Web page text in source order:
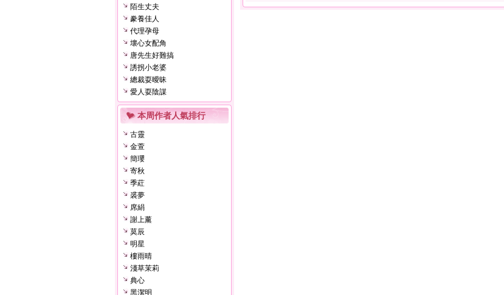
陌生丈夫
豢養佳人
代理孕母
壞心女配角
唐先生好難搞
誘拐小老婆
總裁耍曖昧
愛人耍陰謀
本周作者人氣排行
古靈
金萱
簡瓔
寄秋
季葒
裘夢
席絹
謝上薰
莫辰
明星
樓雨晴
淺草茉莉
典心
黑潔明